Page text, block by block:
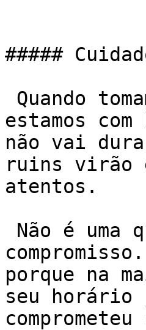
#####
estamos
não vai
ruins virão
atentos.
porque na
seu horário